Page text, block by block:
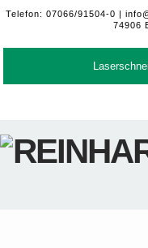
Telefon: 07066/91504-0 |
74906